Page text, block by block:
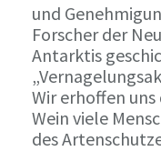
und
Forscher der
Antarktis
Wir erhoffen
Wein viele
des